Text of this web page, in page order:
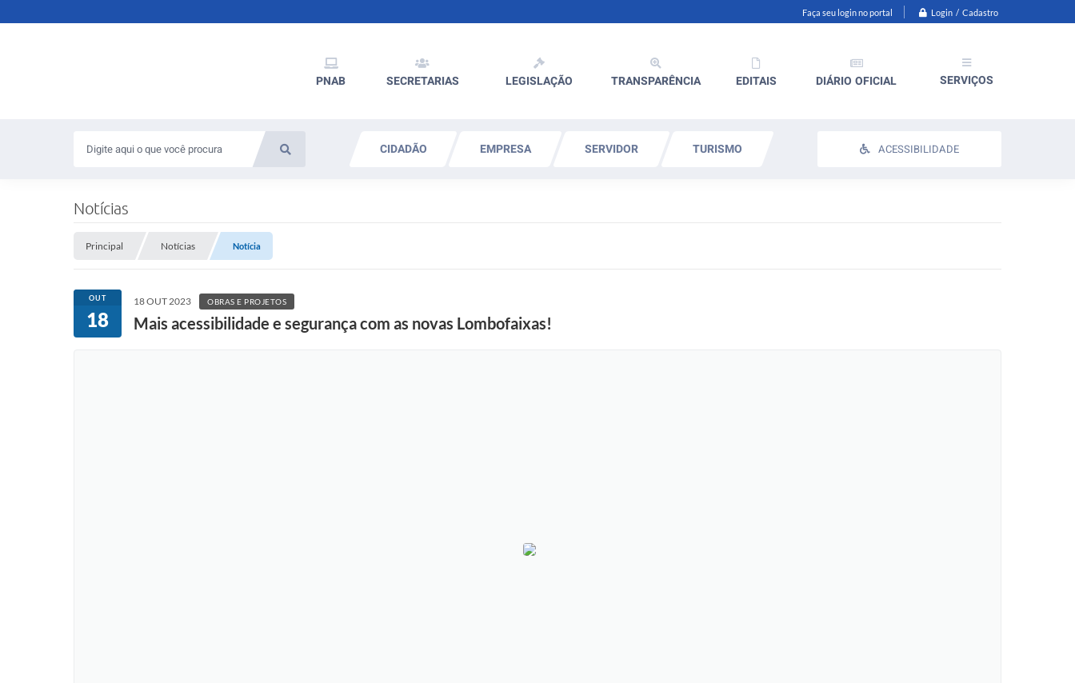
Faça seu login no portal Login / Cadastro
PNAB SECRETARIAS LEGISLAÇÃO TRANSPARÊNCIA EDITAIS DIÁRIO OFICIAL SERVIÇOS
CIDADÃO EMPRESA SERVIDOR TURISMO ACESSIBILIDADE
Notícias
Principal Notícias Notícia
OUT
18
18 OUT 2023 OBRAS E PROJETOS
Mais acessibilidade e segurança com as novas Lombofaixas!